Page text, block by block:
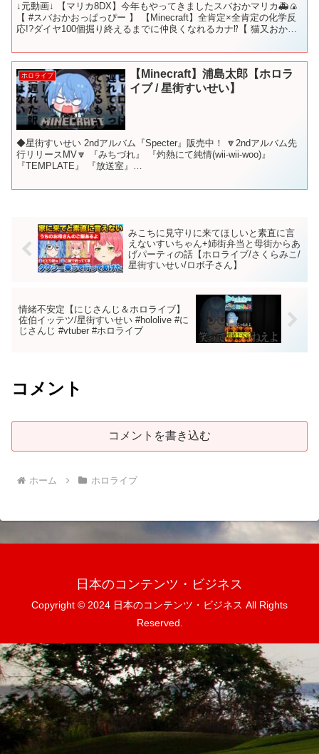
↓元動画↓ 【マリカ8DX】今年もやってきましたスバおかマリカ🚑🍙
【 #スバおかおっぱっぴー 】 【Minecraft】全肯定×全肯定の化学反
応!?ダイヤ100個掘り終えるまでに仲良くなれるカナ⁉【 猫又おかゆ
ホロライブ
【Minecraft】浦島太郎【ホロラ
イブ / 星街すいせい】
◆星街すいせい 2ndアルバム『Specter』販売中！ 🔽2ndアルバム先
行リリースMV🔽 『みちづれ』 『灼熱にて純情(wii-wii-woo)』
『TEMPLATE』 『放送室』
みこちに見守りに来てほしいと素直に言
えないすいちゃん+姉街弁当と母街からあ
げパーティの話【ホロライブ/さくらみこ/
星街すいせい/ロボ子さん】
情緒不安定【にじさんじ＆ホロライブ】
佐伯イッテツ/星街すいせい #hololive #に
じさんじ #vtuber #ホロライブ
コメント
コメントを書き込む
ホーム ホロライブ
日本のコンテンツ・ビジネス
Copyright © 2024 日本のコンテンツ・ビジネス All Rights
Reserved.